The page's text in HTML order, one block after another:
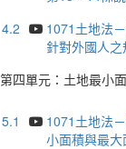
4.2
1071土地法
針對外國人
第四單元：土地最小
5.1
1071土地法
小面積與最大